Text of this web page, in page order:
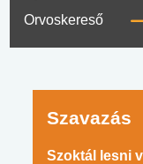
Orvoskereső
Szavazás
Szoktál lesni